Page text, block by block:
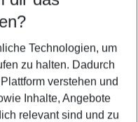
Technologien, um
zu halten. Dadurch
verstehen und
Inhalte, Angebote
relevant sind und zu